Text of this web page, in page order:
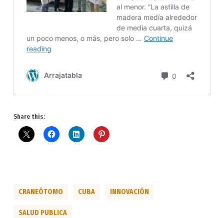
Share this:
CRANEÓTOMO CUBA INNOVACIÓN
SALUD PUBLICA